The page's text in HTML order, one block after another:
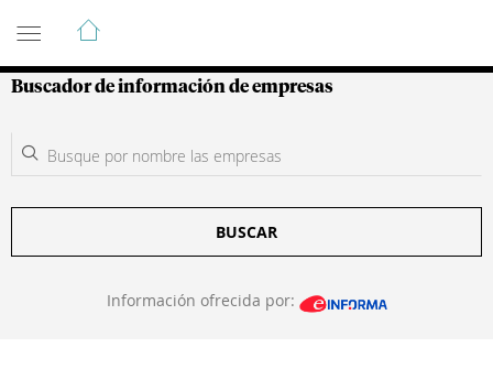
Guía de Empresas Colombianas
Buscador de información de empresas
BUSCAR
Información ofrecida por: